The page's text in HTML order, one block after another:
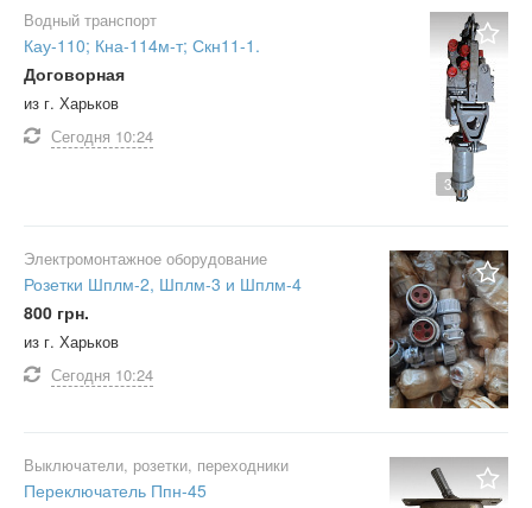
3
Водный транспорт
Кау-110; Кна-114м-т; Скн11-1.
Договорная
из г. Харьков
Сегодня 10:24
Электромонтажное оборудование
Розетки Шплм-2, Шплм-3 и Шплм-4
800 грн.
из г. Харьков
Сегодня 10:24
Выключатели, розетки, переходники
Переключатель Ппн-45